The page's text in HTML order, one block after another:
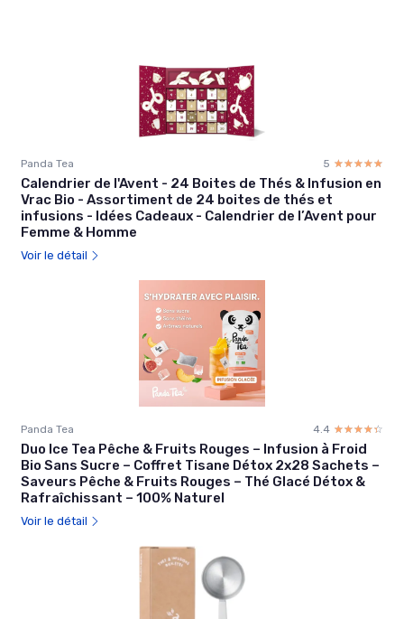
Panda Tea 5 ☆☆☆☆☆
★★★★★
Calendrier de l'Avent - 24 Boites de Thés & Infusion en
Vrac Bio - Assortiment de 24 boites de thés et
infusions - Idées Cadeaux - Calendrier de l’Avent pour
Femme & Homme
Voir le détail
Panda Tea 4.4 ☆☆☆☆☆
★★★★★
Duo Ice Tea Pêche & Fruits Rouges – Infusion à Froid
Bio Sans Sucre – Coffret Tisane Détox 2x28 Sachets –
Saveurs Pêche & Fruits Rouges – Thé Glacé Détox &
Rafraîchissant – 100% Naturel
Voir le détail